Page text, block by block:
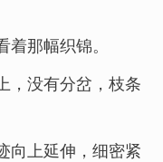
那幅织锦。
，没有分岔，枝条
向上延伸，细密紧